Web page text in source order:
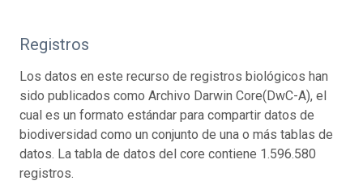
Registros
Los datos en este recurso de registros biológicos han
sido publicados como Archivo Darwin Core(DwC-A), el
cual es un formato estándar para compartir datos de
biodiversidad como un conjunto de una o más tablas de
datos. La tabla de datos del core contiene 1.596.580
registros.